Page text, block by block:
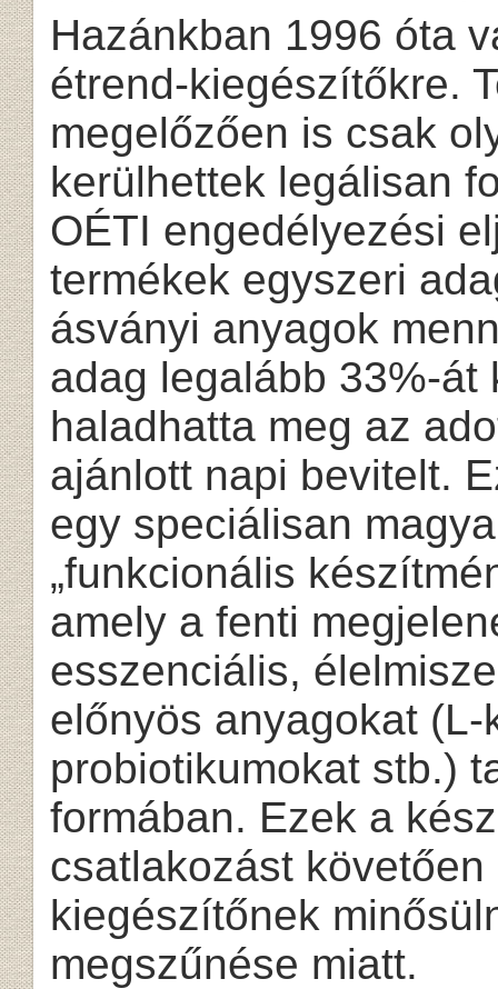
Hazánkban 1996 óta
étrend-kiegészítőkre.
megelőzően is csak
kerülhettek legálisan
OÉTI engedélyezési
termékek egyszeri
ásványi anyagok
adag legalább 33%-át
haladhatta meg az
ajánlott napi bevitelt.
egy speciálisan
„funkcionális
amely a fenti
esszenciális,
előnyös anyagokat
probiotikumokat stb.)
formában. Ezek a
csatlakozást
kiegészítőnek
megszűnése miatt.